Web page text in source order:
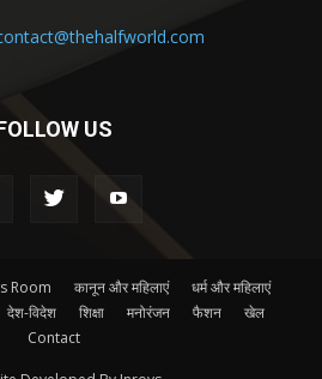
US
Room कानून और महिलाएं
धर्म और महिलाएं
देश-विदेश शिक्षा मनोरंजन फैशन
खेल
Contact